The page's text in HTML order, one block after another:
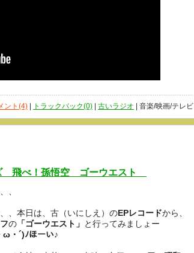
ント(4) | トラックバック(0) | 古いラジオ | 音楽/映画/テレビ
飛べ！孫悟空 ゴーウエスト
、
、本日は、古（いにしえ）のEPレコードから、
の 「ゴーウエスト」 と行ってみましょー
ω・´)ﾉほーい♪